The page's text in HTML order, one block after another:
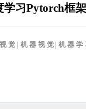
学习Pytorch框
觉|机器视觉|机器学